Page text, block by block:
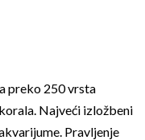
preko 250 vrsta
Najveći izložbeni
Pravljenje